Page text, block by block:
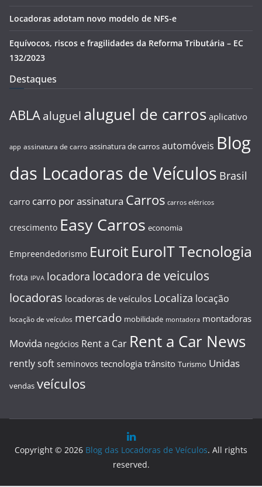
Locadoras adotam novo modelo de NFS-e
Equívocos, riscos e fragilidades da Reforma Tributária – EC
132/2023
Destaques
ABLA aluguel aluguel de carros aplicativo
app assinatura de carro assinatura de carros automóveis Blog
das Locadoras de Veículos Brasil
carro carro por assinatura Carros carros elétricos
crescimento Easy Carros economia
Empreendedorismo Euroit EuroIT Tecnologia
frota IPVA locadora locadora de veiculos
locadoras locadoras de veículos Localiza locação
locação de veículos mercado mobilidade montadora montadoras
Movida negócios Rent a Car Rent a Car News
rently soft seminovos tecnologia trânsito Turismo Unidas
vendas veículos
Copyright © 2026 Blog das Locadoras de Veículos. All rights
reserved.